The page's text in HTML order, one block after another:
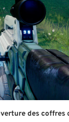
des coffres